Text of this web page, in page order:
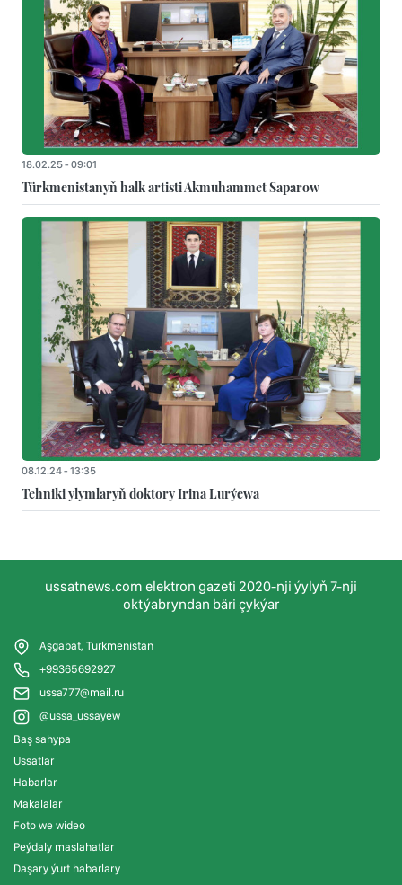
18.02.25 - 09:01
Türkmenistanyň halk artisti Akmuhammet Saparow
08.12.24 - 13:35
Tehniki ylymlaryň doktory Irina Lurýewa
ussatnews.com elektron gazeti 2020-nji ýylyň 7-nji
oktýabryndan bäri çykýar
Aşgabat, Turkmenistan
+99365692927
ussa777@mail.ru
@ussa_ussayew
Baş sahypa
Ussatlar
Habarlar
Makalalar
Foto we wideo
Peýdaly maslahatlar
Daşary ýurt habarlary